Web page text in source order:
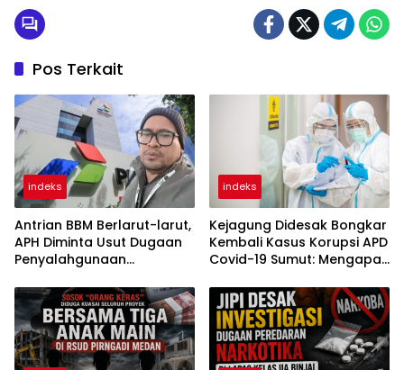
Pos Terkait
indeks
Antrian BBM Berlarut-larut,
APH Diminta Usut Dugaan
Penyalahgunaan
Pertamina
indeks
Kejagung Didesak Bongkar
Kembali Kasus Korupsi APD
Covid-19 Sumut: Mengapa
Kini Tak Tersentuh?